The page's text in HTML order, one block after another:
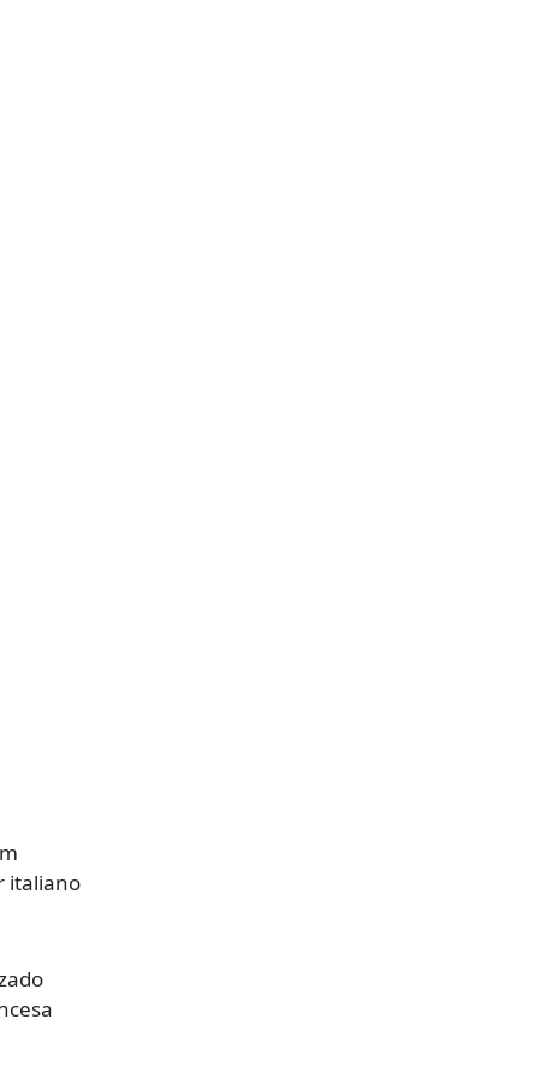
italiano